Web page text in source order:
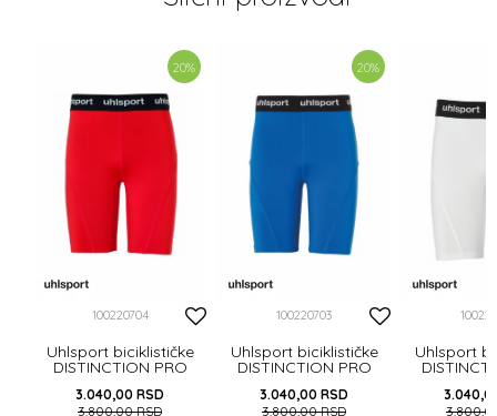
20%
100220704
Uhlsport biciklističke
DISTINCTION PRO
3.040,00 RSD
3.800,00RSD
20%
100220703
Uhlsport biciklističke
DISTINCTION PRO
3.040,00 RSD
3.800,00RSD
Uhlsport